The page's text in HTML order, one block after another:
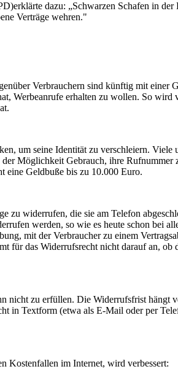
dazu: „Schwarzen Schafen in
Verträge wehren."
Verbrauchern sind künftig mit
Werbeanrufe erhalten zu wollen. So
um seine Identität zu verschleiern.
Möglichkeit Gebrauch, ihre
eine Geldbuße bis zu 10.000 Euro.
widerrufen, die sie am Telefon
werden, so wie es heute schon bei
mit der Verbraucher zu einem
für das Widerrufsrecht nicht darauf an,
zu erfüllen. Die Widerrufsfrist hängt
in Textform (etwa als E-Mail oder per
Kostenfallen im Internet, wird verbessert: